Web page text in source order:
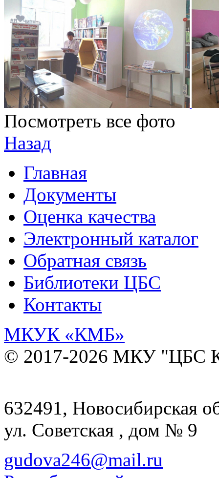
Посмотреть все фото
Назад
Главная
Документы
Оценка качества
Электронный каталог
Обратная связь
Библиотеки ЦБС
Контакты
МКУК «КМБ»
© 2017-2026 МКУ "ЦБС
632491, Новосибирская
ул. Советская , дом № 9
gudova246@mail.ru